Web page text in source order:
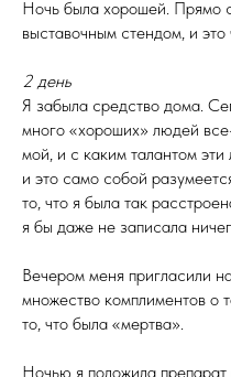
Ночь была хорошей. Прямо
выставочным стендом, и
2 день
Я забыла средство дома.
много «хороших» людей
мой, и с каким талантом
и это само собой
то, что я была так
я бы даже не записала
Вечером меня пригласили
множество комплиментов о
то, что была «мертва».
Ночью я положила